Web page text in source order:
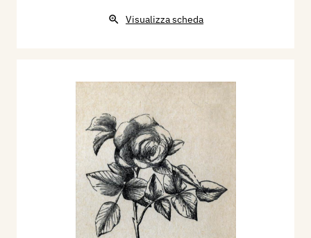
Visualizza scheda